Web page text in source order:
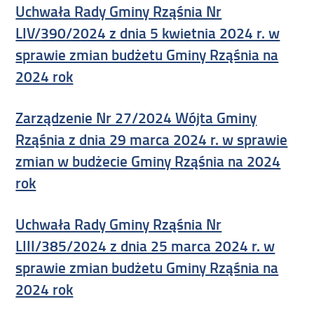
Uchwała Rady Gminy Rząśnia Nr
LIV/390/2024 z dnia 5 kwietnia 2024 r. w
sprawie zmian budżetu Gminy Rząśnia na
2024 rok
Zarządzenie Nr 27/2024 Wójta Gminy
Rząśnia z dnia 29 marca 2024 r. w sprawie
zmian w budżecie Gminy Rząśnia na 2024
rok
Uchwała Rady Gminy Rząśnia Nr
LIII/385/2024 z dnia 25 marca 2024 r. w
sprawie zmian budżetu Gminy Rząśnia na
2024 rok